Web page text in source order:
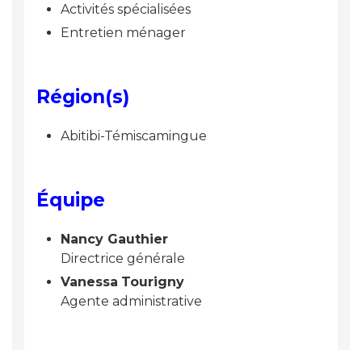
Activités spécialisées
Entretien ménager
Région(s)
Abitibi-Témiscamingue
Équipe
Nancy Gauthier
Directrice générale
Vanessa Tourigny
Agente administrative